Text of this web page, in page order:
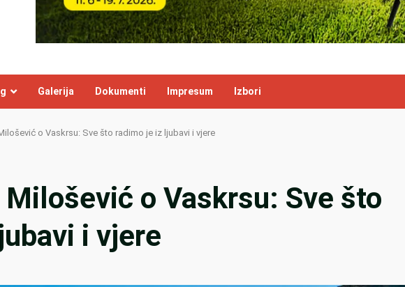
Galerija Dokumenti Impresum Izbori
o Vaskrsu: Sve što radimo je iz ljubavi i vjere
o Vaskrsu: Sve što
i vjere